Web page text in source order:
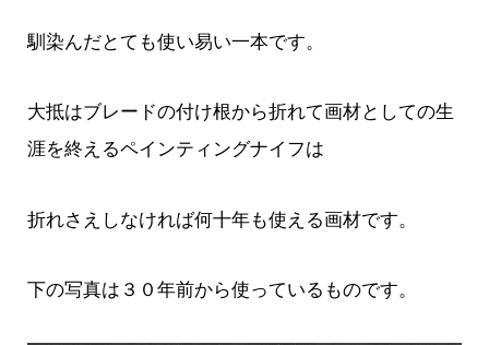
馴染んだとても使い易い一本です。
大抵はブレードの付け根から折れて画材としての生
涯を終えるペインティングナイフは
折れさえしなければ何十年も使える画材です。
下の写真は３０年前から使っているものです。